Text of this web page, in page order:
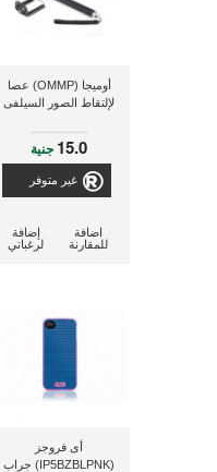
أوميجا (OMMP) عصا
لإلتقاط الصور السيلفى
15.0 جنية
غير متوفر
إضافة
لرغباتي
اضافة
للمقارنة
أى فروجز
(IP5BZBLPNK) جراب